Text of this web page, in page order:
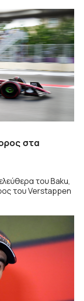
στα
του Baku,
του Verstappen